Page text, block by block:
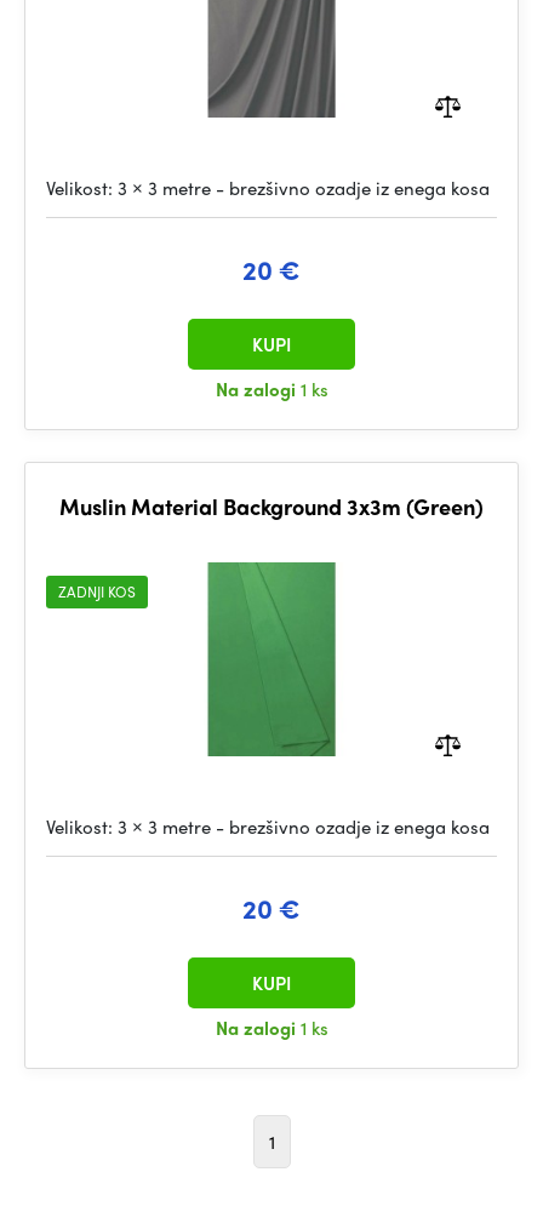
Velikost: 3 × 3 metre - brezšivno ozadje iz enega kosa
20 €
Na zalogi 1 ks
KUPI
Muslin Material Background 3x3m (Green)
ZADNJI KOS
Velikost: 3 × 3 metre - brezšivno ozadje iz enega kosa
20 €
Na zalogi 1 ks
KUPI
1